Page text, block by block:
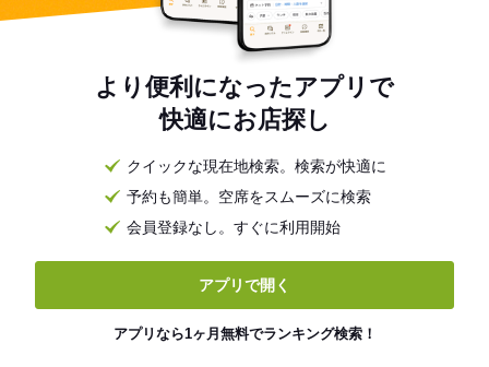
より便利になったアプリで
快適にお店探し
クイックな現在地検索。検索が快適に
予約も簡単。空席をスムーズに検索
会員登録なし。すぐに利用開始
アプリで開く
アプリなら1ヶ月無料でランキング検索！